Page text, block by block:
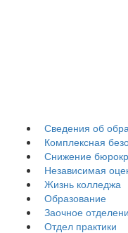
Сведения об
Комплексная
Снижение
Независимая
Жизнь колледжа
Образование
Заочное
Отдел практики